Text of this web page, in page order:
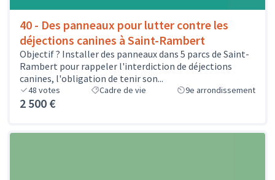
40 - Des panneaux pour lutter contre les
déjections canines à Saint-Rambert
Objectif ? Installer des panneaux dans 5 parcs de Saint-
Rambert pour rappeler l'interdiction de déjections
canines, l'obligation de tenir son...
48 votes Cadre de vie 9e arrondissement
2 500 €